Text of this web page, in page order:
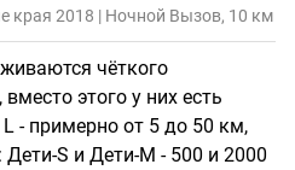
края 2018 | Ночной Вызов, 10 км
чёткого
этого у них есть
- примерно от 5 до 50 км,
S и Дети-M - 500 и 2000